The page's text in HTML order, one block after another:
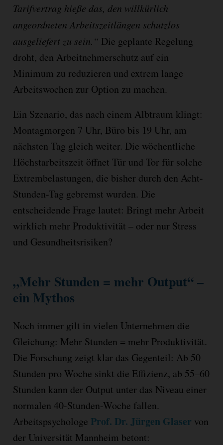
Tarifvertrag hieße das, den willkürlich
angeordneten Arbeitszeitlängen schutzlos
ausgeliefert zu sein.“ Die geplante Regelung
droht, den Arbeitnehmerschutz auf ein
Minimum zu reduzieren und extrem lange
Arbeitswochen zur Option zu machen.
Ein Szenario, das nach einem Albtraum klingt:
Montagmorgen 7 Uhr, Büro bis 19 Uhr, am
nächsten Tag gleich weiter. Die wöchentliche
Höchstarbeitszeit öffnet Tür und Tor für solche
Extrembelastungen, die bisher durch den Acht-
Stunden-Tag gebremst wurden. Die
entscheidende Frage lautet: Bringt mehr Arbeit
wirklich mehr Produktivität – oder nur Stress
und Gesundheitsrisiken?
„Mehr Stunden = mehr Output“ –
ein Mythos
Noch immer gilt in vielen Unternehmen die
Gleichung: Mehr Stunden = mehr Produktivität.
Die Forschung zeigt klar das Gegenteil: Ab 50
Stunden pro Woche sinkt die Effizienz, ab 55–60
Stunden kann der Output unter das Niveau einer
normalen 40-Stunden-Woche fallen.
Arbeitspsychologe Prof. Dr. Jürgen Glaser von
der Universität Mannheim betont: